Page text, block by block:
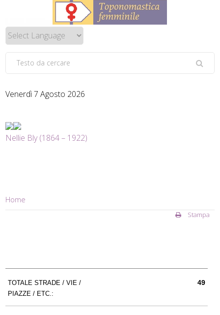
Venerdì 7 Agosto 2026
Nellie Bly (1864 – 1922)
Home
Stampa
TOTALE STRADE / VIE /
PIAZZE / ETC.:
49